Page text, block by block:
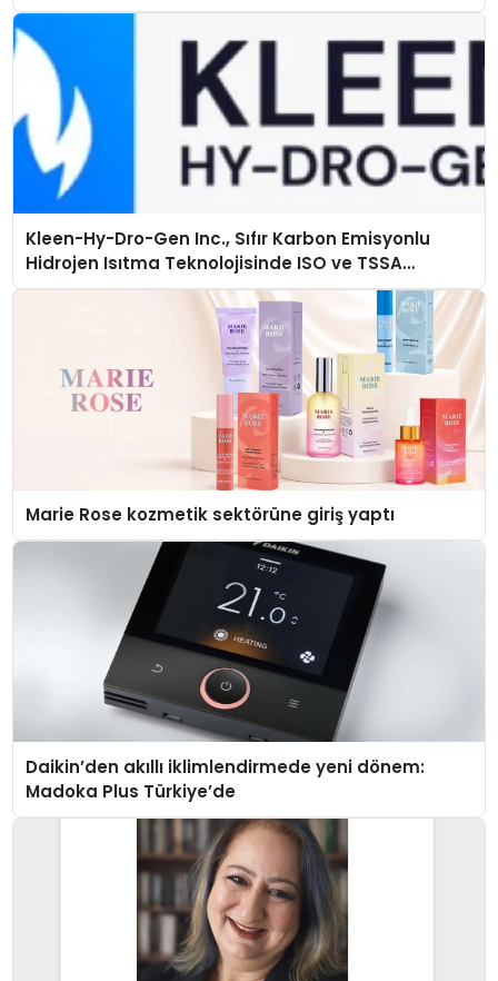
Kleen-Hy-Dro-Gen Inc., Sıfır Karbon Emisyonlu
Hidrojen Isıtma Teknolojisinde ISO ve TSSA
Düzenleyici Onaylarını Aldı
Marie Rose kozmetik sektörüne giriş yaptı
Daikin’den akıllı iklimlendirmede yeni dönem:
Madoka Plus Türkiye’de